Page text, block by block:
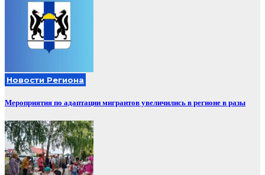
Новости Региона
Мероприятия по адаптации мигрантов увеличились в регионе в разы